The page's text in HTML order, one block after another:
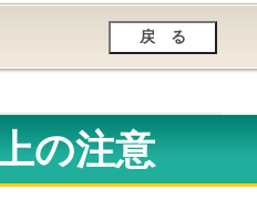
の注意